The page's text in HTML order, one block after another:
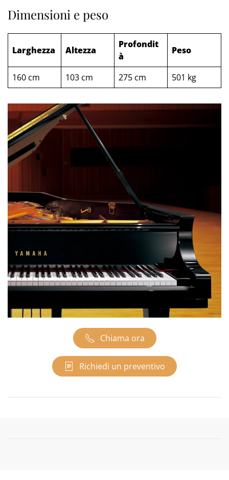
Dimensioni e peso
Larghezza Altezza
Profondit
à
Peso
160 cm 103 cm 275 cm 501 kg
Chiama ora
Richiedi un preventivo